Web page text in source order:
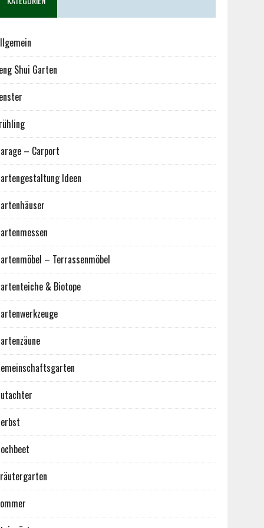
Shui Garten
– Carport
Ideen
– Terrassenmöbel
& Biotope